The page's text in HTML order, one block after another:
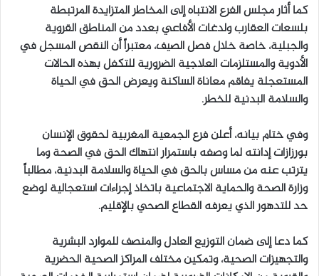
كما أثار مجلس الفرع الانتباه إلى المخاطر المتزايدة المرتبطة
بلسعات العقارب ولدغات الأفاعي بعدد من المناطق القروية
والجبلية، خاصة خلال فصل الصيف، معتبراً أن النقص المسجل في
الأدوية والمستلزمات العلاجية الضرورية للتكفل بهذه الحالات
المستعجلة يفاقم معاناة الساكنة ويعرض الحق في الحياة
والسلامة البدنية للخطر.
وفي ختام بيانه، أعلن فرع الجمعية المغربية لحقوق الإنسان
بورزازات إدانته لما وصفه باستمرار انتهاك الحق في الصحة وما
يترتب عنه من مساس بالحق في الحياة والسلامة البدنية، مطالباً
وزارة الصحة والحماية الاجتماعية باتخاذ إجراءات استعجالية لوضع
حد للتدهور الذي يعرفه القطاع الصحي بالإقليم.
كما دعا إلى ضمان التوزيع العادل والمنصف للموارد البشرية
والتجهيزات الصحية، وتمكين مختلف المراكز الصحية الحضرية